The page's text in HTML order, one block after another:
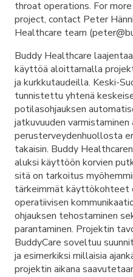
throat operations. For
project, contact Peter
Healthcare team
Buddy Healthcare
käyttöä aloittamalla
ja kurkkutaudeilla. Keski-
tunnistettu yhtenä
potilasohjauksen
jatkuvuuden varmistaminen
perusterveydenhuollosta
takaisin. Buddy
aluksi käyttöön korvien
sitä on tarkoitus
tärkeimmät käyttökohteet
operatiivisen
ohjauksen tehostaminen
parantaminen. Projektin
BuddyCare soveltuu
ja esimerkiksi millaisia
projektin aikana